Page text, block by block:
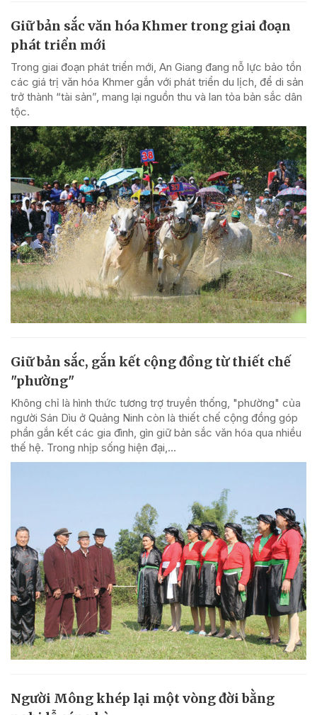
Giữ bản sắc văn hóa Khmer trong giai đoạn
phát triển mới
Trong giai đoạn phát triển mới, An Giang đang nỗ lực bảo tồn
các giá trị văn hóa Khmer gắn với phát triển du lịch, để di sản
trở thành “tài sản”, mang lại nguồn thu và lan tỏa bản sắc dân
tộc.
Giữ bản sắc, gắn kết cộng đồng từ thiết chế
"phường"
Không chỉ là hình thức tương trợ truyền thống, "phường" của
người Sán Dìu ở Quảng Ninh còn là thiết chế cộng đồng góp
phần gắn kết các gia đình, gìn giữ bản sắc văn hóa qua nhiều
thế hệ. Trong nhịp sống hiện đại,...
Người Mông khép lại một vòng đời bằng